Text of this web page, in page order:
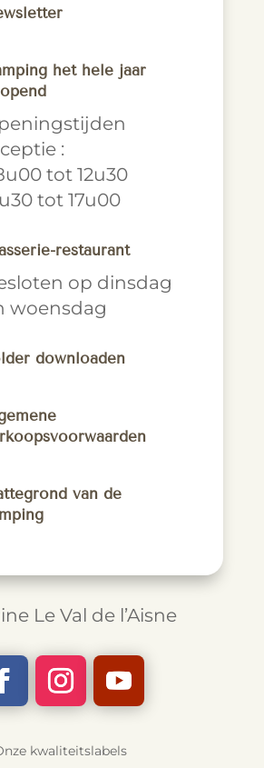
het hele jaar
:
tot 12u30
tot 17u00
restaurant
op dinsdag
woensdag
downloaden
van de
Le Val de l’Aisne
kwaliteitslabels